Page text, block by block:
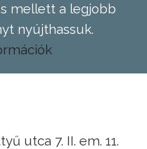
mellett a legjobb
nyújthassuk.
utca 7. II. em. 11.